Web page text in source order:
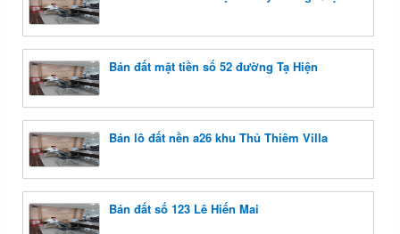
Bán đất mặt tiền số 52 đường Tạ Hiện
Bán lô đất nền a26 khu Thủ Thiêm Villa
Bán đất số 123 Lê Hiến Mai